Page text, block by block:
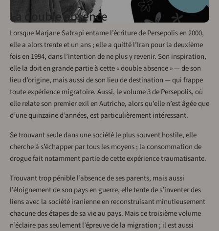
La double absence
Lorsque Marjane Satrapi entame l’écriture de Persepolis en 2000,
elle a alors trente et un ans ; elle a quitté l’Iran pour la deuxième
fois en 1994, dans l’intention de ne plus y revenir. Son inspiration,
elle la doit en grande partie à cette « double absence » — de son
lieu d’origine, mais aussi de son lieu de destination — qui frappe
toute expérience migratoire. Aussi, le volume 3 de Persepolis, où
elle relate son premier exil en Autriche, alors qu’elle n’est âgée que
d’une quinzaine d’années, est particulièrement intéressant.
Se trouvant seule dans une société le plus souvent hostile, elle
cherche à s’échapper par tous les moyens ; la consommation de
drogue fait notamment partie de cette expérience traumatisante.
Trouvant trop pénible l’absence de ses parents, mais aussi
l’éloignement de son pays en guerre, elle tente de s’inventer des
liens avec la société iranienne en reconstruisant minutieusement
chacune des étapes de sa vie au pays. Mais ce troisième volume
n’éclaire pas seulement l’épreuve de la migration ; il est aussi